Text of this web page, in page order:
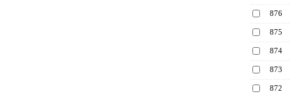
876
875
874
873
872